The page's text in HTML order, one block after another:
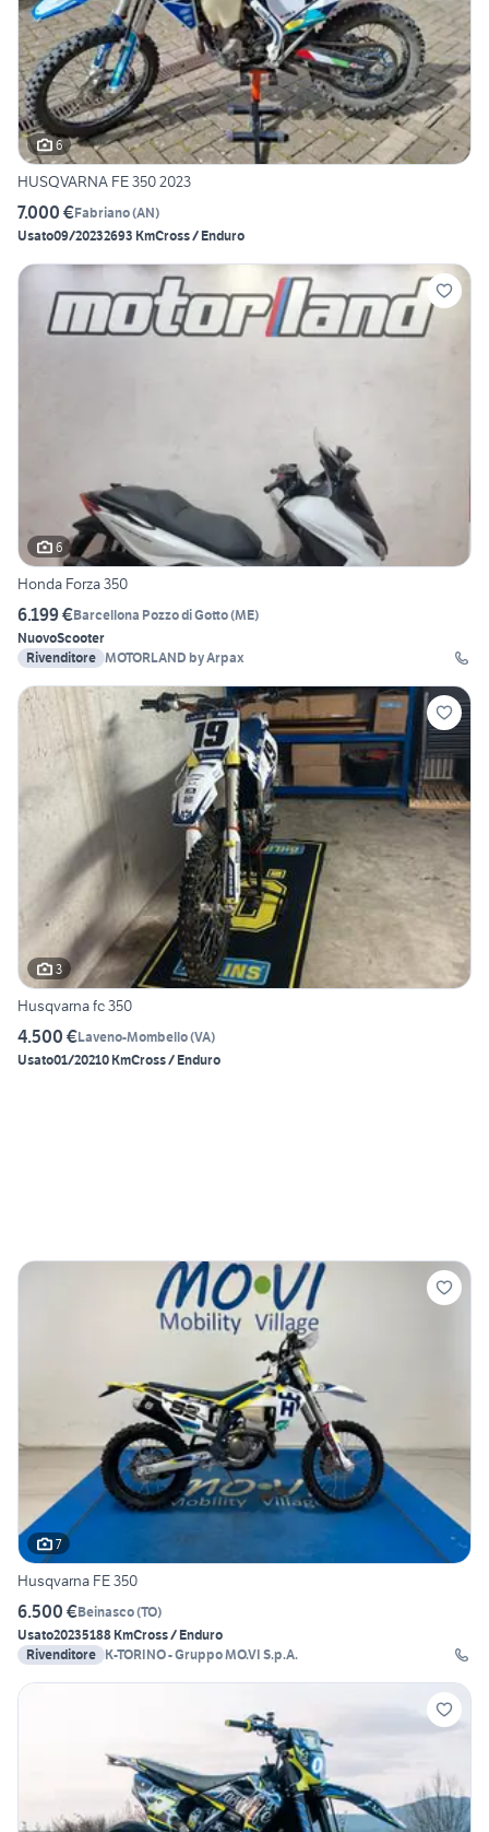
6
HUSQVARNA FE 350 2023
7.000 €Fabriano(AN)
Usato09/20232693 KmCross / Enduro
6
Honda Forza 350
6.199 €Barcellona Pozzo di Gotto(ME)
NuovoScooter
Rivenditore MOTORLAND by Arpax
3
Husqvarna fc 350
4.500 €Laveno-Mombello(VA)
Usato01/20210 KmCross / Enduro
7
Husqvarna FE 350
6.500 €Beinasco(TO)
Usato20235188 KmCross / Enduro
Rivenditore K-TORINO - Gruppo MO.VI S.p.A.